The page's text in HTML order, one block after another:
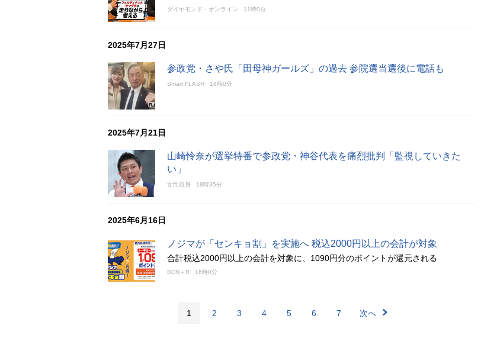
ダイヤモンド・オンライン 11時0分
2025年7月27日
参政党・さや氏「田母神ガールズ」の過去 参院選当選後に電話も
Smart FLASH 18時0分
2025年7月21日
山崎怜奈が選挙特番で参政党・神谷代表を痛烈批判「監視していきた
い」
女性自身 18時35分
2025年6月16日
ノジマが「センキョ割」を実施へ 税込2000円以上の会計が対象
合計税込2000円以上の会計を対象に、1090円分のポイントが還元される
BCN＋R 16時0分
1 2 3 4 5 6 7 次へ